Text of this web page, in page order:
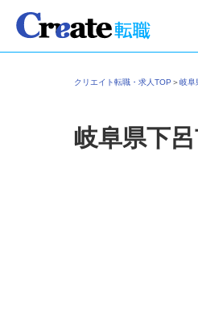
クリエイト転職・求人TOP＞岐
岐阜県下